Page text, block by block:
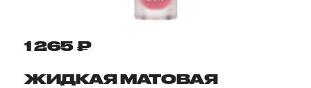
1 265 ₽
ЖИДКАЯ МАТОВАЯ